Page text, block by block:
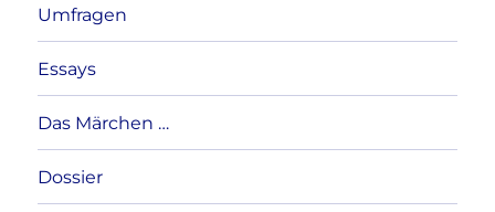
Umfragen
Essays
Das Märchen …
Dossier